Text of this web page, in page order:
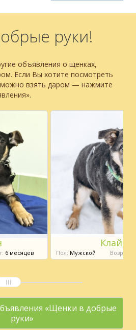
руки!
объявления о щенках,
Если Вы хотите посмотреть
взять даром — нажмите
6 месяцев
Клайд
Пол: Мужской Возраст:
«Щенки в добрые
руки»